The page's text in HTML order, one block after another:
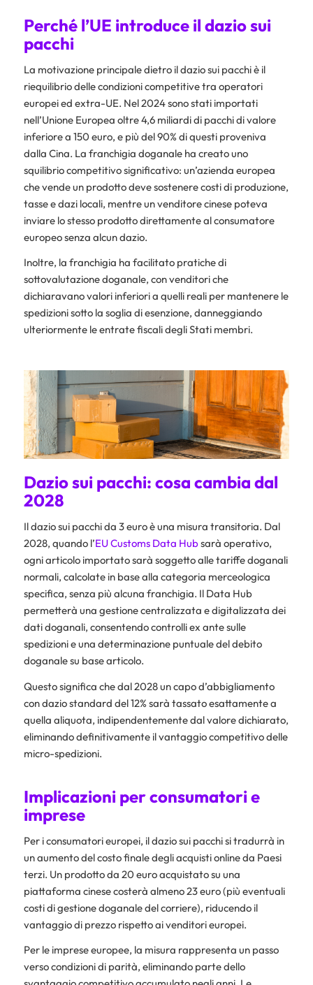
Perché l’UE introduce il dazio sui
pacchi
La motivazione principale dietro il dazio sui pacchi è il
riequilibrio delle condizioni competitive tra operatori
europei ed extra-UE. Nel 2024 sono stati importati
nell’Unione Europea oltre 4,6 miliardi di pacchi di valore
inferiore a 150 euro, e più del 90% di questi proveniva
dalla Cina. La franchigia doganale ha creato uno
squilibrio competitivo significativo: un’azienda europea
che vende un prodotto deve sostenere costi di produzione,
tasse e dazi locali, mentre un venditore cinese poteva
inviare lo stesso prodotto direttamente al consumatore
europeo senza alcun dazio.
Inoltre, la franchigia ha facilitato pratiche di
sottovalutazione doganale, con venditori che
dichiaravano valori inferiori a quelli reali per mantenere le
spedizioni sotto la soglia di esenzione, danneggiando
ulteriormente le entrate fiscali degli Stati membri.​
Dazio sui pacchi: cosa cambia dal
2028
Il dazio sui pacchi da 3 euro è una misura transitoria. Dal
2028, quando l’EU Customs Data Hubsarà operativo,
ogni articolo importato sarà soggetto alle tariffe doganali
normali, calcolate in base alla categoria merceologica
specifica, senza più alcuna franchigia. Il Data Hub
permetterà una gestione centralizzata e digitalizzata dei
dati doganali, consentendo controlli ex ante sulle
spedizioni e una determinazione puntuale del debito
doganale su base articolo.
Questo significa che dal 2028 un capo d’abbigliamento
con dazio standard del 12% sarà tassato esattamente a
quella aliquota, indipendentemente dal valore dichiarato,
eliminando definitivamente il vantaggio competitivo delle
micro-spedizioni.​
Implicazioni per consumatori e
imprese
Per i consumatori europei, il dazio sui pacchi si tradurrà in
un aumento del costo finale degli acquisti online da Paesi
terzi. Un prodotto da 20 euro acquistato su una
piattaforma cinese costerà almeno 23 euro (più eventuali
costi di gestione doganale del corriere), riducendo il
vantaggio di prezzo rispetto ai venditori europei.​
Per le imprese europee, la misura rappresenta un passo
verso condizioni di parità, eliminando parte dello